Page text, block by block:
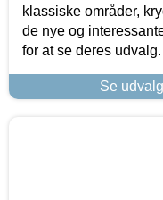
klassiske områder,
de nye og
for at se deres udvalg.
Se